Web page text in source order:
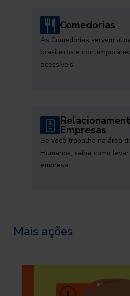
Comedorias
As Comedorias servem
brasileiros e
acessíveis
Empresas
Se você trabalha na área
Humanos, saiba como
empresa
Mais ações